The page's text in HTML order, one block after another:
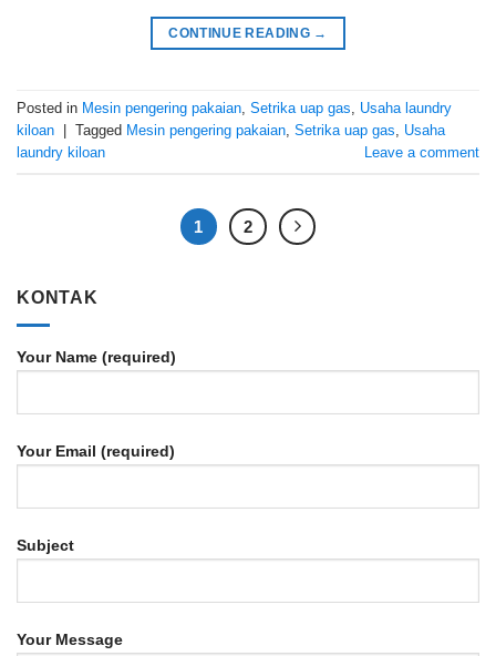
CONTINUE READING →
Posted in Mesin pengering pakaian, Setrika uap gas, Usaha laundry
kiloan
Tagged Mesin pengering pakaian, Setrika uap gas, Usaha
laundry kiloan
Leave a comment
1 2
KONTAK
Your Name (required)
Your Email (required)
Subject
Your Message